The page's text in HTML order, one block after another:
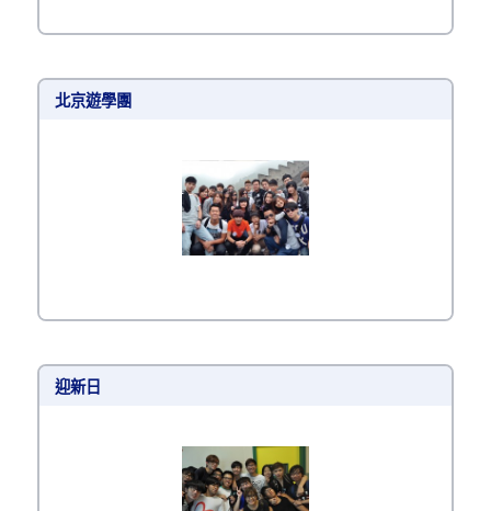
北京遊學團
迎新日